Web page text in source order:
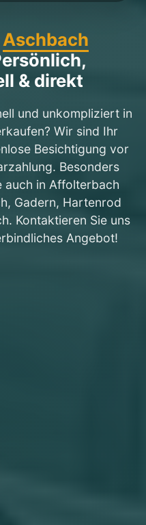
Aschbach
& direkt
und unkompliziert in
Wir sind Ihr
Besichtigung vor
Besonders
auch in Affolterbach
Gadern, Hartenrod
Kontaktieren Sie uns
Angebot!